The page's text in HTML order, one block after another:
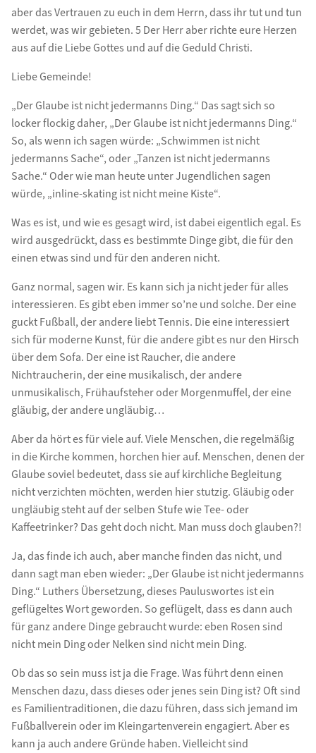
aber das Vertrauen zu euch in dem Herrn, dass ihr tut und tun
werdet, was wir gebieten. 5 Der Herr aber richte eure Herzen
aus auf die Liebe Gottes und auf die Geduld Christi.
Liebe Gemeinde!
„Der Glaube ist nicht jedermanns Ding.“ Das sagt sich so
locker flockig daher, „Der Glaube ist nicht jedermanns Ding.“
So, als wenn ich sagen würde: „Schwimmen ist nicht
jedermanns Sache“, oder „Tanzen ist nicht jedermanns
Sache.“ Oder wie man heute unter Jugendlichen sagen
würde, „inline-skating ist nicht meine Kiste“.
Was es ist, und wie es gesagt wird, ist dabei eigentlich egal. Es
wird ausgedrückt, dass es bestimmte Dinge gibt, die für den
einen etwas sind und für den anderen nicht.
Ganz normal, sagen wir. Es kann sich ja nicht jeder für alles
interessieren. Es gibt eben immer so’ne und solche. Der eine
guckt Fußball, der andere liebt Tennis. Die eine interessiert
sich für moderne Kunst, für die andere gibt es nur den Hirsch
über dem Sofa. Der eine ist Raucher, die andere
Nichtraucherin, der eine musikalisch, der andere
unmusikalisch, Frühaufsteher oder Morgenmuffel, der eine
gläubig, der andere ungläubig…
Aber da hört es für viele auf. Viele Menschen, die regelmäßig
in die Kirche kommen, horchen hier auf. Menschen, denen der
Glaube soviel bedeutet, dass sie auf kirchliche Begleitung
nicht verzichten möchten, werden hier stutzig. Gläubig oder
ungläubig steht auf der selben Stufe wie Tee- oder
Kaffeetrinker? Das geht doch nicht. Man muss doch glauben?!
Ja, das finde ich auch, aber manche finden das nicht, und
dann sagt man eben wieder: „Der Glaube ist nicht jedermanns
Ding.“ Luthers Übersetzung, dieses Pauluswortes ist ein
geflügeltes Wort geworden. So geflügelt, dass es dann auch
für ganz andere Dinge gebraucht wurde: eben Rosen sind
nicht mein Ding oder Nelken sind nicht mein Ding.
Ob das so sein muss ist ja die Frage. Was führt denn einen
Menschen dazu, dass dieses oder jenes sein Ding ist? Oft sind
es Familientraditionen, die dazu führen, dass sich jemand im
Fußballverein oder im Kleingartenverein engagiert. Aber es
kann ja auch andere Gründe haben. Vielleicht sind